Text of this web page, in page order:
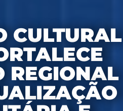
CULTURAL
REGIONAL